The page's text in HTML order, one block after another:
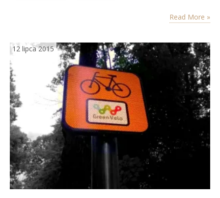
zajmowaliśmy się poszukiwaniem baz noclegowych przyRead More »
12 lipca 2015